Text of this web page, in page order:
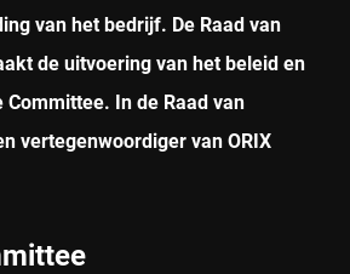
van het bedrijf. De Raad van
de uitvoering van het beleid en
In de Raad van
vertegenwoordiger van ORIX